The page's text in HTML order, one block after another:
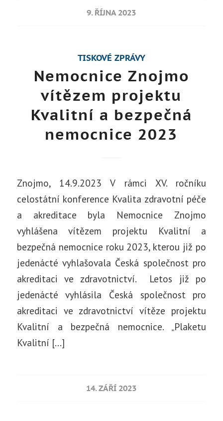
9. ŘÍJNA 2023
TISKOVÉ ZPRÁVY
Nemocnice Znojmo
vítězem projektu
Kvalitní a bezpečná
nemocnice 2023
Znojmo, 14.9.2023 V rámci XV. ročníku
celostátní konference Kvalita zdravotní péče
a akreditace byla Nemocnice Znojmo
vyhlášena vítězem projektu Kvalitní a
bezpečná nemocnice roku 2023, kterou již po
jedenácté vyhlašovala Česká společnost pro
akreditaci ve zdravotnictví. Letos již po
jedenácté vyhlásila Česká společnost pro
akreditaci ve zdravotnictví vítěze projektu
Kvalitní a bezpečná nemocnice. „Plaketu
Kvalitní […]
14. ZÁŘÍ 2023